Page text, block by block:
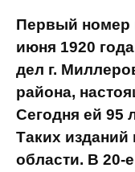
Первый
июня 1920
летописец
друг горожан
лет со дня
изданий